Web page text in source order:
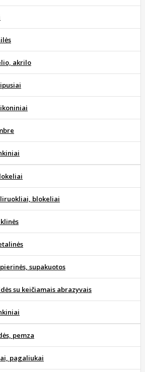
akrilo
blokeliai
supakuotos
su keičiamais abrazyvais
pemza
pagaliukai